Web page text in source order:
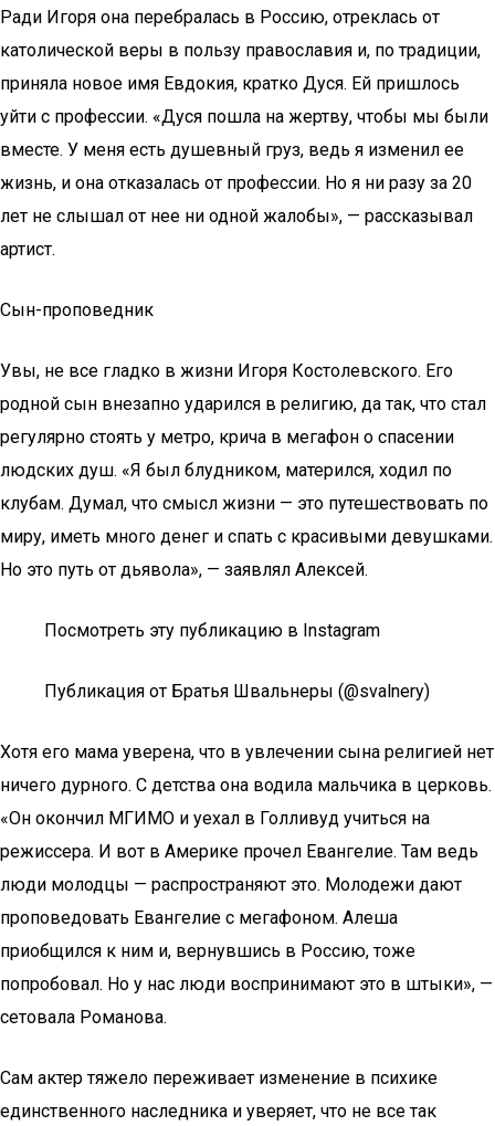
Ради Игоря она перебралась в Россию, отреклась от
католической веры в пользу православия и, по традиции,
приняла новое имя Евдокия, кратко Дуся. Ей пришлось
уйти с профессии. «Дуся пошла на жертву, чтобы мы были
вместе. У меня есть душевный груз, ведь я изменил ее
жизнь, и она отказалась от профессии. Но я ни разу за 20
лет не слышал от нее ни одной жалобы», — рассказывал
артист.
Сын-проповедник
Увы, не все гладко в жизни Игоря Костолевского. Его
родной сын внезапно ударился в религию, да так, что стал
регулярно стоять у метро, крича в мегафон о спасении
людских душ. «Я был блудником, матерился, ходил по
клубам. Думал, что смысл жизни — это путешествовать по
миру, иметь много денег и спать с красивыми девушками.
Но это путь от дьявола», — заявлял Алексей.
Посмотреть эту публикацию в Instagram
Публикация от Братья Швальнеры (@svalnery)
Хотя его мама уверена, что в увлечении сына религией нет
ничего дурного. С детства она водила мальчика в церковь.
«Он окончил МГИМО и уехал в Голливуд учиться на
режиссера. И вот в Америке прочел Евангелие. Там ведь
люди молодцы — распространяют это. Молодежи дают
проповедовать Евангелие с мегафоном. Алеша
приобщился к ним и, вернувшись в Россию, тоже
попробовал. Но у нас люди воспринимают это в штыки», —
сетовала Романова.
Сам актер тяжело переживает изменение в психике
единственного наследника и уверяет, что не все так